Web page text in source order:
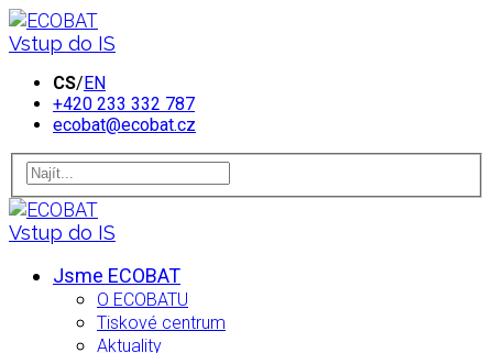
Vstup do IS
CS/EN
+420 233 332 787
ecobat@ecobat.cz
Vstup do IS
Jsme ECOBAT
O ECOBATU
Tiskové centrum
Aktuality